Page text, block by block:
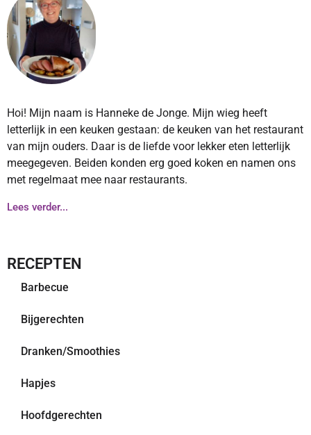
Hoi! Mijn naam is Hanneke de Jonge. Mijn wieg heeft
letterlijk in een keuken gestaan: de keuken van het restaurant
van mijn ouders. Daar is de liefde voor lekker eten letterlijk
meegegeven. Beiden konden erg goed koken en namen ons
met regelmaat mee naar restaurants.
Lees verder...
RECEPTEN
Barbecue
Bijgerechten
Dranken/Smoothies
Hapjes
Hoofdgerechten